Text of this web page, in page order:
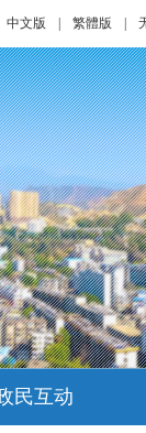
中文版 繁體版
民互动